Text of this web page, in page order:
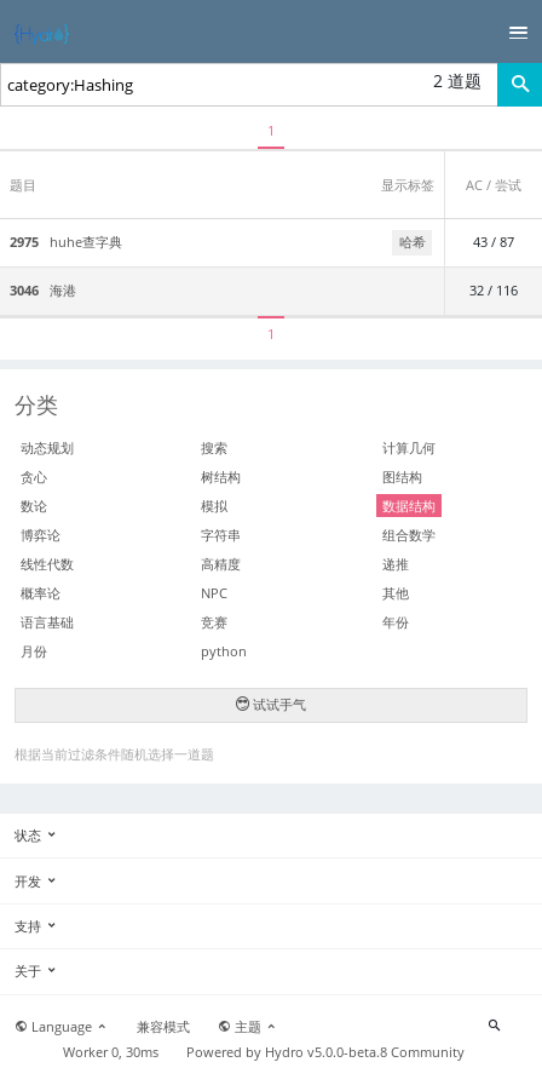
2 道题
1
题目 显示标签 AC / 尝试
2975 huhe查字典 哈希 43 / 87
3046 海港 32 / 116
1
分类
动态规划 搜索
计算几何
贪心
树结构
图结构
数论
模拟
数据结构
博弈论
字符串
组合数学
线性代数
高精度
递推
概率论
NPC
其他
语言基础
竞赛
年份
月份
python
试试手气
根据当前过滤条件随机选择一道题
状态
开发
支持
关于
Language 兼容模式
主题
Worker 0, 30ms
Powered by Hydro v5.0.0-beta.8 Community